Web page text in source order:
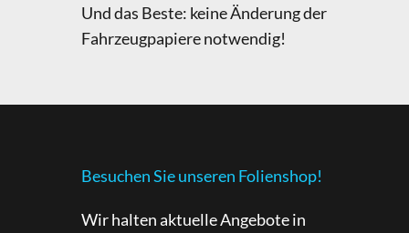
Und das Beste: keine Änderung der
Fahrzeugpapiere notwendig!
Besuchen Sie unseren Folienshop!
Wir halten aktuelle Angebote in